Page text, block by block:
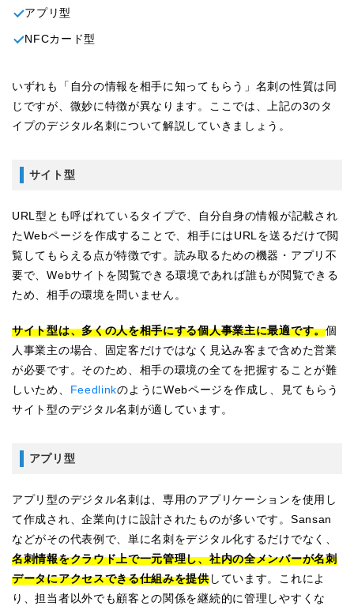
アプリ型
NFCカード型
いずれも「自分の情報を相手に知ってもらう」名刺の性質は同
じですが、微妙に特徴が異なります。ここでは、上記の3のタ
イプのデジタル名刺について解説していきましょう。
サイト型
URL型とも呼ばれているタイプで、自分自身の情報が記載され
たWebページを作成することで、相手にはURLを送るだけで閲
覧してもらえる点が特徴です。読み取るための機器・アプリ不
要で、Webサイトを閲覧できる環境であれば誰もが閲覧できる
ため、相手の環境を問いません。
サイト型は、多くの人を相手にする個人事業主に最適です。個
人事業主の場合、固定客だけではなく見込み客まで含めた営業
が必要です。そのため、相手の環境の全てを把握することが難
しいため、 FeedlinkのようにWebページを作成し、見てもらう
サイト型のデジタル名刺が適しています。
アプリ型
アプリ型のデジタル名刺は、専用のアプリケーションを使用し
て作成され、企業向けに設計されたものが多いです。Sansan
などがその代表例で、単に名刺をデジタル化するだけでなく、
名刺情報をクラウド上で一元管理し、社内の全メンバーが名刺
データにアクセスできる仕組みを提供しています。これによ
り、担当者以外でも顧客との関係を継続的に管理しやすくな